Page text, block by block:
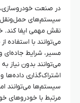
در صنعت خودروسازی،
نقش مهمی ایفا کند.
می‌توانند با استفاده
مسیر، شرایط
می‌توانند بدون نیاز
اشتراک‌گذاری داده‌ها و
سیستم‌ها می‌توانند
مرتبط با خودروهای